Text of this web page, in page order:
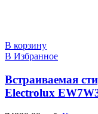
В корзину
В Избранное
Встраиваемая
Electrolux